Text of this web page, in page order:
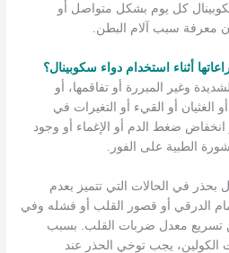
كل يوم بشكل متواصل أو
معرفة سبب آلام البطن.
أثناء استخدام دواء سكوبينال؟
وغير المبررة أو تفاقمها، أو
أو القيء أو التغيرات في
انخفاض ضغط الدم أو الإغماء أو وجود
الطبية على الفور.
في الحالات التي تتميز بعدم
الدرقي أو قصور القلب أو فشله وفي
تسريع معدل ضربات القلب. بسبب
يجب توخي الحذر عند